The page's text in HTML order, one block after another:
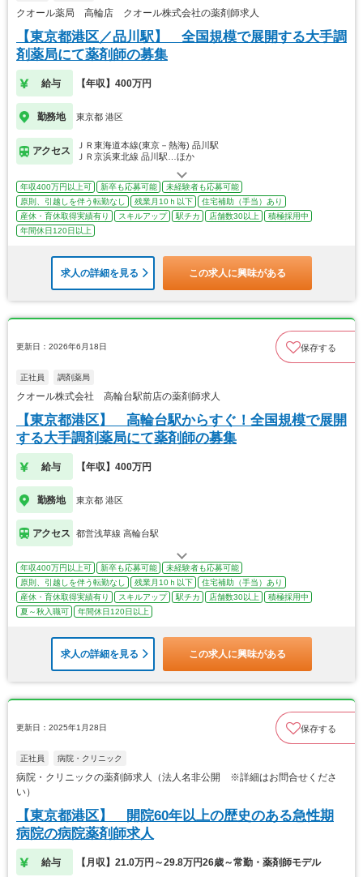
クオール薬局 高輪店 クオール株式会社の薬剤師求人
【東京都港区／品川駅】 全国規模で展開する大手調
剤薬局にて薬剤師の募集
給与 【年収】400万円
勤務地 東京都 港区
アクセス
ＪＲ東海道本線(東京－熱海) 品川駅
ＪＲ京浜東北線 品川駅…ほか
年収400万円以上可 新卒も応募可能
未経験者も応募可能
原則、引越しを伴う転勤なし
残業月10ｈ以下
住宅補助（手当）あり
産休・育休取得実績有り
スキルアップ 駅チカ 店舗数30以上
積極採用中
年間休日120日以上
求人の詳細を見る この求人に興味がある
更新日：2026年6月18日 保存する
正社員 調剤薬局
クオール株式会社 高輪台駅前店の薬剤師求人
【東京都港区】 高輪台駅からすぐ！全国規模で展開
する大手調剤薬局にて薬剤師の募集
給与 【年収】400万円
勤務地 東京都 港区
アクセス 都営浅草線 高輪台駅
年収400万円以上可 新卒も応募可能
未経験者も応募可能
原則、引越しを伴う転勤なし
残業月10ｈ以下
住宅補助（手当）あり
産休・育休取得実績有り
スキルアップ 駅チカ 店舗数30以上
積極採用中
夏～秋入職可
年間休日120日以上
求人の詳細を見る この求人に興味がある
更新日：2025年1月28日 保存する
正社員 病院・クリニック
病院・クリニックの薬剤師求人（法人名非公開 ※詳細はお問合せくださ
い）
【東京都港区】 開院60年以上の歴史のある急性期
病院の病院薬剤師求人
給与 【月収】21.0万円～29.8万円26歳～常勤・薬剤師モデル